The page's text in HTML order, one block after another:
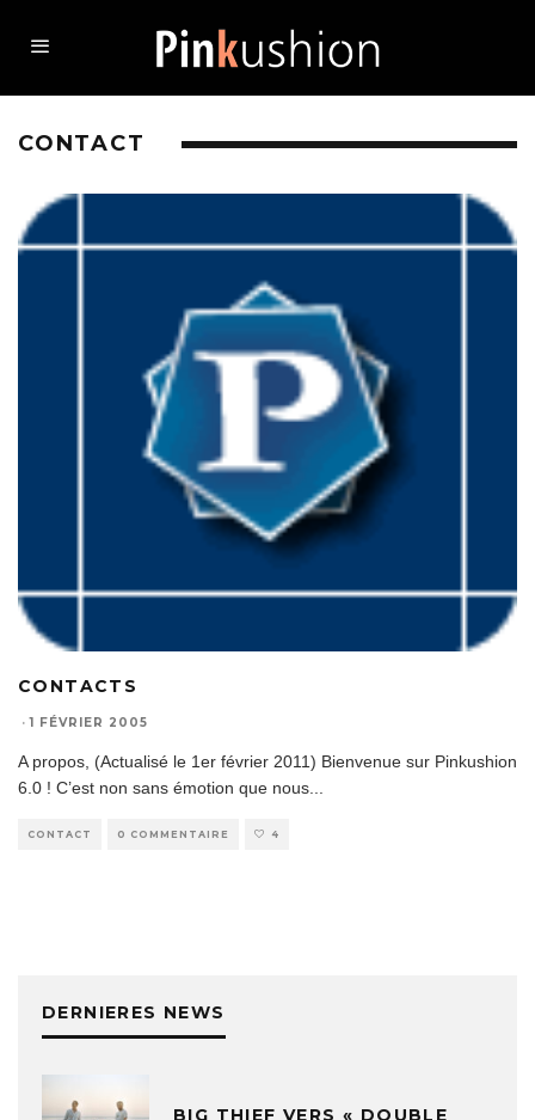
CONTACT
CONTACTS
· 1 FÉVRIER 2005
A propos, (Actualisé le 1er février 2011) Bienvenue sur Pinkushion
6.0 ! C’est non sans émotion que nous
CONTACT 0 COMMENTAIRE 4
DERNIERES NEWS
BIG THIEF VERS « DOUBLE